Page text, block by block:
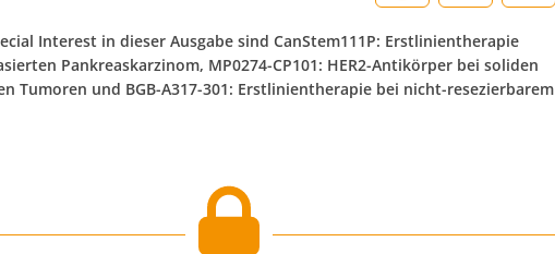
Interest in dieser Ausgabe sind CanStem111P: Erstlinientherapie
Pankreaskarzinom, MP0274-CP101: HER2-Antikörper bei soliden
Tumoren und BGB-A317-301: Erstlinientherapie bei nicht-resezierbarem